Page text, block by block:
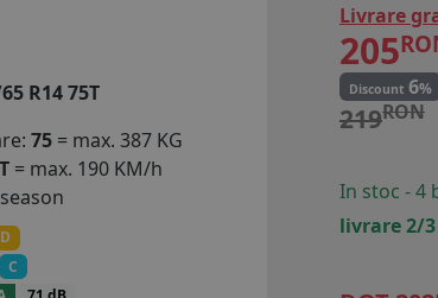
R14 75T
75 = max. 387 KG
T = max. 190 KM/h
D
C
Livrare
205
Discount 6%
219RON
In stoc - 4
livrare 2/